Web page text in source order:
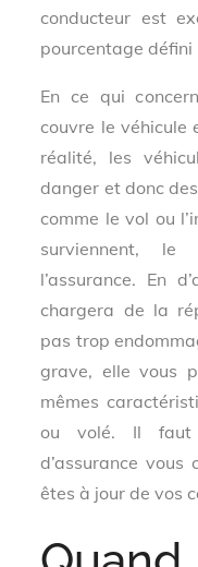
conducteur est
pourcentage défini
En ce qui
couvre le véhicule
réalité, les
danger et donc
comme le vol ou
surviennent,
l’assurance. En
chargera de la
pas trop
grave, elle vous
mêmes
ou volé. Il faut
d’assurance
êtes à jour de vos